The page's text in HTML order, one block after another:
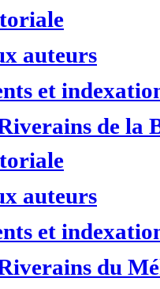
auteurs
et
de la
auteurs
et
du